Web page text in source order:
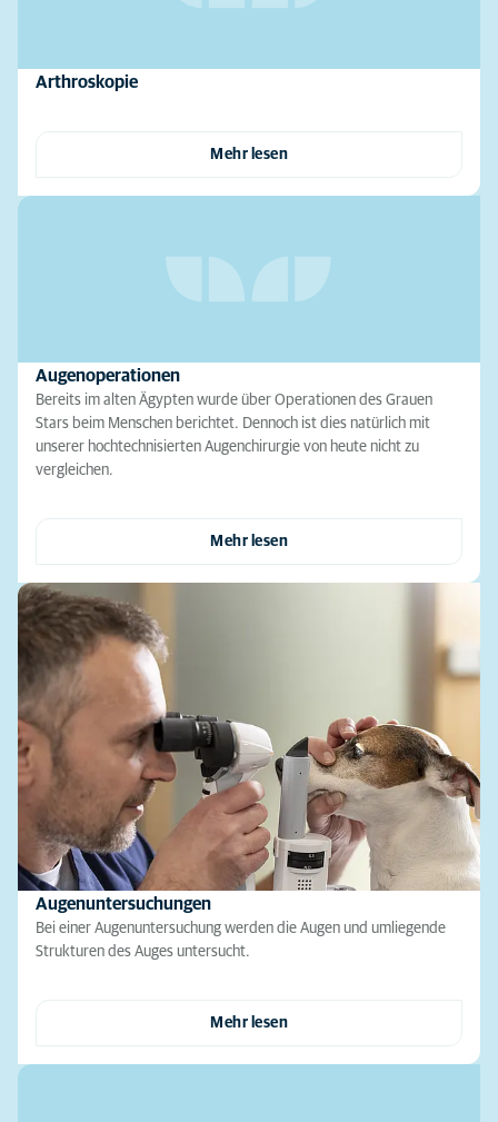
Arthroskopie
Mehr lesen
Augenoperationen
Bereits im alten Ägypten wurde über Operationen des Grauen
Stars beim Menschen berichtet. Dennoch ist dies natürlich mit
unserer hochtechnisierten Augenchirurgie von heute nicht zu
vergleichen.
Mehr lesen
Augenuntersuchungen
Bei einer Augenuntersuchung werden die Augen und umliegende
Strukturen des Auges untersucht.
Mehr lesen